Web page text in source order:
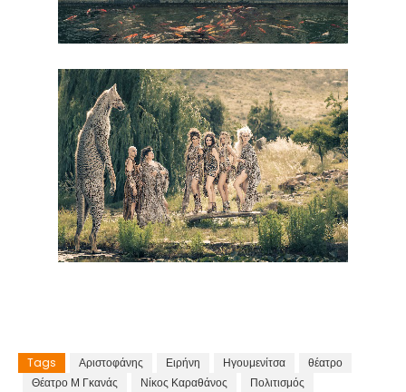
Tags Αριστοφάνης Ειρήνη Ηγουμενίτσα
θέατρο
Θέατρο Μ Γκανάς
Νίκος Καραθάνος
Πολιτισμός